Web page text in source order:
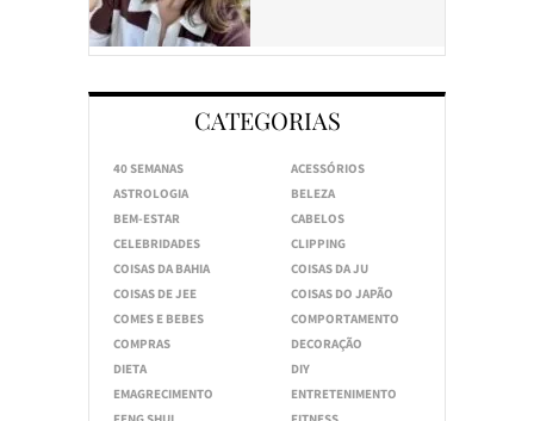
CATEGORIAS
40 SEMANAS
ACESSÓRIOS
ASTROLOGIA
BELEZA
BEM-ESTAR
CABELOS
CELEBRIDADES
CLIPPING
COISAS DA BAHIA
COISAS DA JU
COISAS DE JEE
COISAS DO JAPÃO
COMES E BEBES
COMPORTAMENTO
COMPRAS
DECORAÇÃO
DIETA
DIY
EMAGRECIMENTO
ENTRETENIMENTO